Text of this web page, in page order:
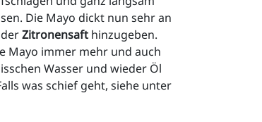
Die Mayo dickt nun sehr an
Zitronensaft hinzugeben.
Mayo immer mehr und auch
Wasser und wieder Öl
was schief geht, siehe unter